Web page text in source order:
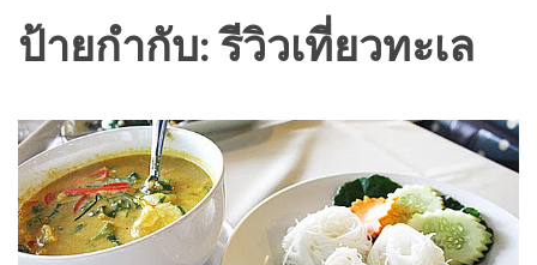
ป้ายกำกับ:รีวิวเที่ยวทะเล